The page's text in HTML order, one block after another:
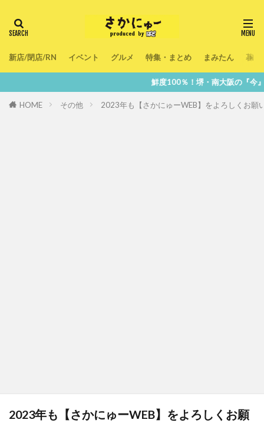
新店/閉店/RN イベント グルメ 特集・まとめ まみたん 暮ら
鮮度100％！堺・南大阪の『今』をあなたの
HOME その他 2023年も【さかにゅーWEB】をよろしくお願
2023年も【さかにゅーWEB】をよろしくお願